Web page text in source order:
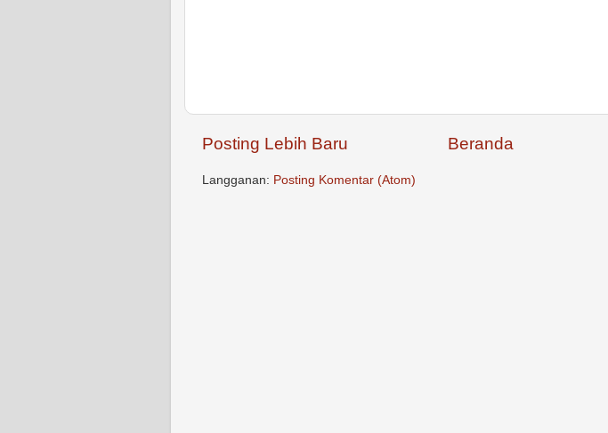
Posting Lebih Baru Beranda
Langganan: Posting Komentar (Atom)